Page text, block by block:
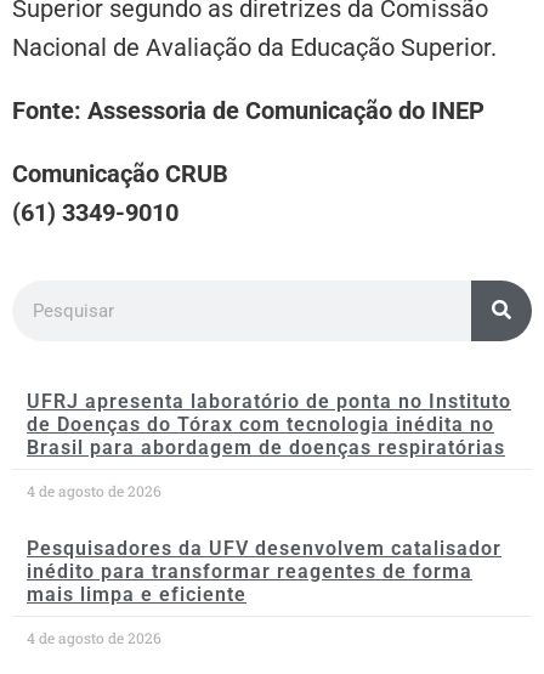
Superior segundo as diretrizes da Comissão
Nacional de Avaliação da Educação Superior.
Fonte: Assessoria de Comunicação do INEP
Comunicação CRUB
(61) 3349-9010
UFRJ apresenta laboratório de ponta no Instituto
de Doenças do Tórax com tecnologia inédita no
Brasil para abordagem de doenças respiratórias
4 de agosto de 2026
Pesquisadores da UFV desenvolvem catalisador
inédito para transformar reagentes de forma
mais limpa e eficiente
4 de agosto de 2026